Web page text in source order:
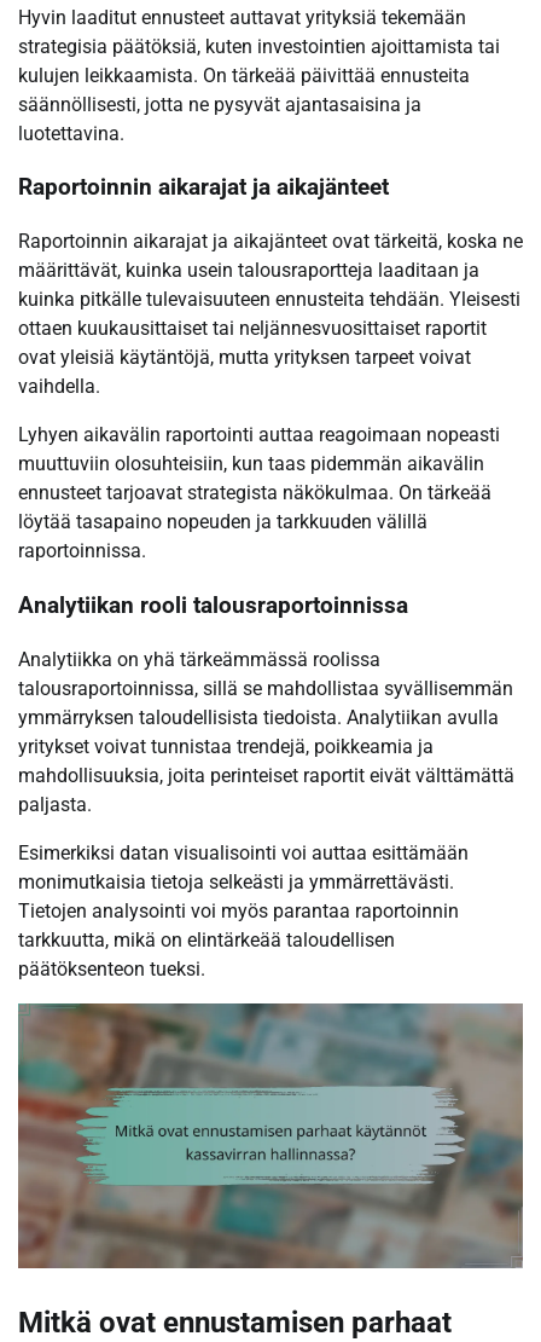
Hyvin laaditut ennusteet auttavat yrityksiä tekemään
strategisia päätöksiä, kuten investointien ajoittamista tai
kulujen leikkaamista. On tärkeää päivittää ennusteita
säännöllisesti, jotta ne pysyvät ajantasaisina ja
luotettavina.
Raportoinnin aikarajat ja aikajänteet
Raportoinnin aikarajat ja aikajänteet ovat tärkeitä, koska ne
määrittävät, kuinka usein talousraportteja laaditaan ja
kuinka pitkälle tulevaisuuteen ennusteita tehdään. Yleisesti
ottaen kuukausittaiset tai neljännesvuosittaiset raportit
ovat yleisiä käytäntöjä, mutta yrityksen tarpeet voivat
vaihdella.
Lyhyen aikavälin raportointi auttaa reagoimaan nopeasti
muuttuviin olosuhteisiin, kun taas pidemmän aikavälin
ennusteet tarjoavat strategista näkökulmaa. On tärkeää
löytää tasapaino nopeuden ja tarkkuuden välillä
raportoinnissa.
Analytiikan rooli talousraportoinnissa
Analytiikka on yhä tärkeämmässä roolissa
talousraportoinnissa, sillä se mahdollistaa syvällisemmän
ymmärryksen taloudellisista tiedoista. Analytiikan avulla
yritykset voivat tunnistaa trendejä, poikkeamia ja
mahdollisuuksia, joita perinteiset raportit eivät välttämättä
paljasta.
Esimerkiksi datan visualisointi voi auttaa esittämään
monimutkaisia tietoja selkeästi ja ymmärrettävästi.
Tietojen analysointi voi myös parantaa raportoinnin
tarkkuutta, mikä on elintärkeää taloudellisen
päätöksenteon tueksi.
Mitkä ovat ennustamisen parhaat